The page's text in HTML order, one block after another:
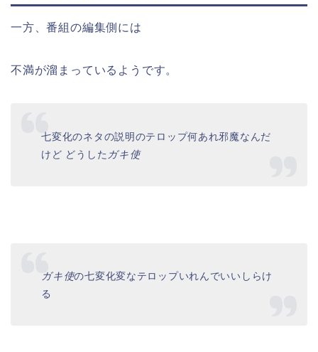
一方、番組の編集側には
不満が溜まっているようです。
七変化のネタの説明のテロップ何あれ邪魔なんだ
けど どうした ガキ使
ガキ使の七変化変なテロップいれんでいいしらけ
る